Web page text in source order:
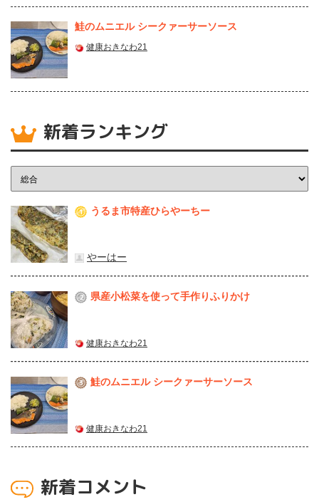
鮭のムニエル シークァーサーソース
健康おきなわ21
新着ランキング
1 うるま市特産ひらやーちー
やーはー
2 県産⼩松菜を使って⼿作りふりかけ
健康おきなわ21
3 鮭のムニエル シークァーサーソース
健康おきなわ21
新着コメント